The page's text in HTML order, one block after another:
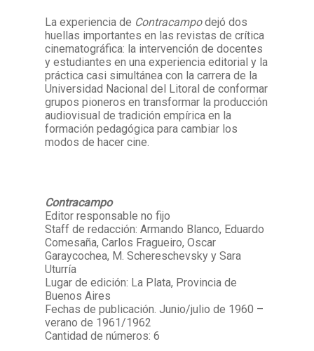
La experiencia de Contracampodejó dos
huellas importantes en las revistas de crítica
cinematográfica: la intervención de docentes
y estudiantes en una experiencia editorial y la
práctica casi simultánea con la carrera de la
Universidad Nacional del Litoral de conformar
grupos pioneros en transformar la producción
audiovisual de tradición empírica en la
formación pedagógica para cambiar los
modos de hacer cine.
Contracampo
Editor responsable no fijo
Staff de redacción: Armando Blanco, Eduardo
Comesaña, Carlos Fragueiro, Oscar
Garaycochea, M. Schereschevsky y Sara
Uturría
Lugar de edición: La Plata, Provincia de
Buenos Aires
Fechas de publicación. Junio/julio de 1960 –
verano de 1961/1962
Cantidad de números: 6